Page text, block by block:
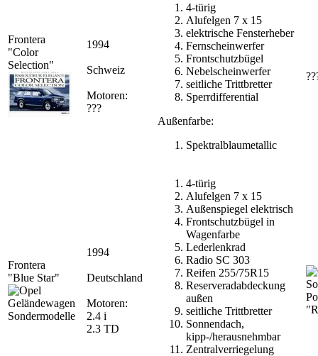
Frontera
"Color
Selection"
1994
Schweiz
Motoren:
???
4-türig
Alufelgen 7 x 15
elektrische Fensterheber
Fernscheinwerfer
Frontschutzbügel
Nebelscheinwerfer
seitliche Trittbretter
Sperrdifferential
Außenfarbe:
Spektralblaumetallic
Frontera
"Blue Star"
1994
Deutschland
Motoren:
2.4 i
2.3 TD
4-türig
Alufelgen 7 x 15
Außenspiegel elektrisch
Frontschutzbügel in
Wagenfarbe
Lederlenkrad
Radio SC 303
Reifen 255/75R15
Reserveradabdeckung
außen
seitliche Trittbretter
Sonnendach,
kipp-/herausnehmbar
Zentralverriegelung